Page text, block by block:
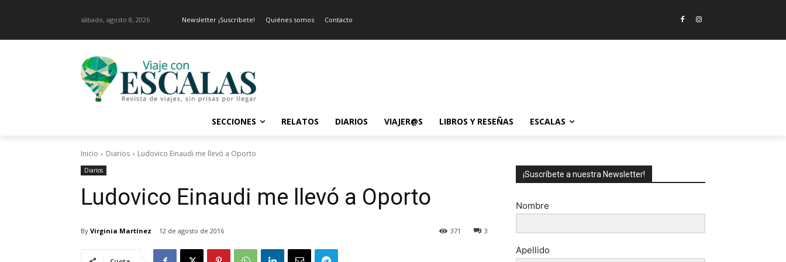
sábado, agosto 8, 2026 Newsletter ¡Suscríbete! Quiénes somos Contacto
SECCIONES RELATOS DIARIOS VIAJER@S LIBROS Y RESEÑAS ESCALAS
Inicio Diarios Ludovico Einaudi me llevó a Oporto
Diarios
Ludovico Einaudi me llevó a Oporto
By Virginia Martínez 12 de agosto de 2016 3
371
¡Suscríbete a nuestra Newsletter!
Nombre
Apellido